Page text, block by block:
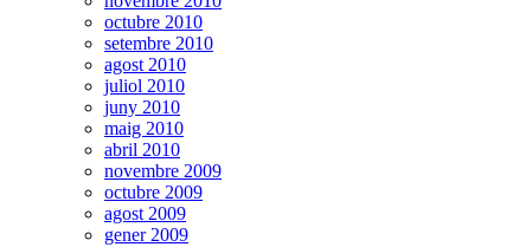
octubre 2010
setembre 2010
agost 2010
juliol 2010
juny 2010
maig 2010
abril 2010
novembre 2009
octubre 2009
agost 2009
gener 2009